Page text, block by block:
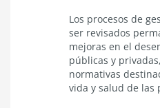
Los procesos de
ser revisados
mejoras en el
públicas y
normativas
vida y salud de las